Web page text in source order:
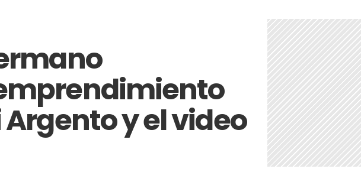
y el video